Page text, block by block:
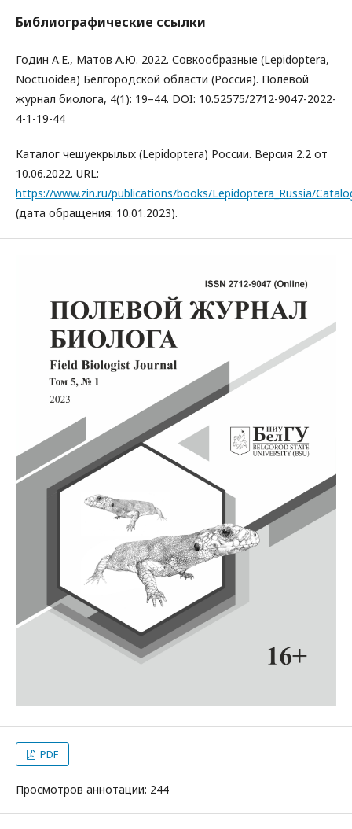
Библиографические ссылки
Годин А.Е., Матов А.Ю. 2022. Совкообразные (Lepidoptera,
Noctuoidea) Белгородской области (Россия). Полевой
журнал биолога, 4(1): 19–44. DOI: 10.52575/2712-9047-2022-
4-1-19-44
Каталог чешуекрылых (Lepidoptera) России. Версия 2.2 от
10.06.2022. URL:
https://www.zin.ru/publications/books/Lepidoptera_Russia/
(дата обращения: 10.01.2023).
PDF
Просмотров аннотации: 244